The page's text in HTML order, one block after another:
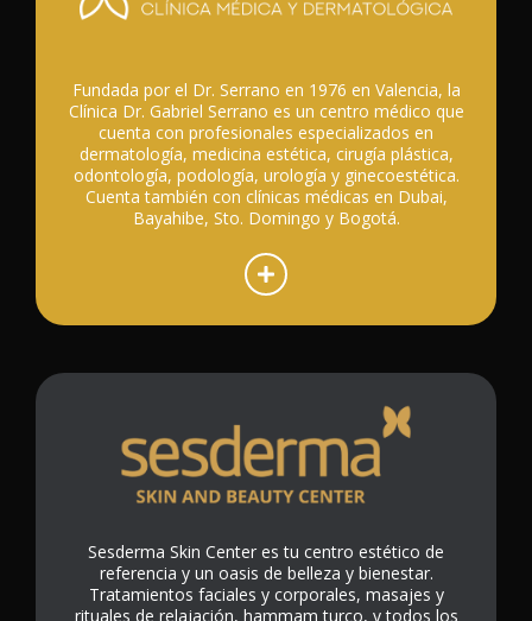
Fundada por el Dr. Serrano en 1976 en Valencia, la
Clínica Dr. Gabriel Serrano es un centro médico que
cuenta con profesionales especializados en
dermatología, medicina estética, cirugía plástica,
odontología, podología, urología y ginecoestética.
Cuenta también con clínicas médicas en Dubai,
Bayahibe, Sto. Domingo y Bogotá.
Sesderma Skin Center es tu centro estético de
referencia y un oasis de belleza y bienestar.
Tratamientos faciales y corporales, masajes y
rituales de relajación, hammam turco, y todos los